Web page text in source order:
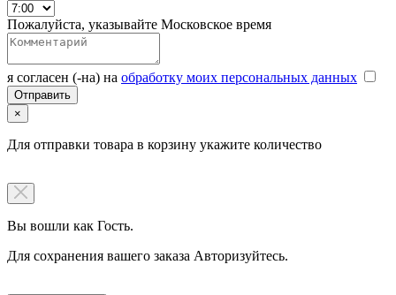
Пожалуйста, указывайте Московское время
я согласен (-на) на обработку моих персональных данных
×
Для отправки товара в корзину укажите количество
Вы вошли как Гость.
Для сохранения вашего заказа Авторизуйтесь.